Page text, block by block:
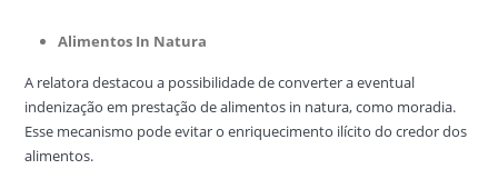
Alimentos In Natura
A relatora destacou a possibilidade de converter a eventual
indenização em prestação de alimentos in natura, como moradia.
Esse mecanismo pode evitar o enriquecimento ilícito do credor dos
alimentos.